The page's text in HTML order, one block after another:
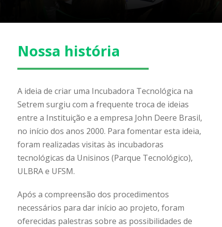
Nossa história
A ideia de criar uma Incubadora Tecnológica na
Setrem surgiu com a frequente troca de ideias
entre a Instituição e a empresa John Deere Brasil,
no início dos anos 2000. Para fomentar esta ideia,
foram realizadas visitas às incubadoras
tecnológicas da Unisinos (Parque Tecnológico),
ULBRA e UFSM.
Após a compreensão dos procedimentos
necessários para dar início ao projeto, foram
oferecidas palestras sobre as possibilidades de